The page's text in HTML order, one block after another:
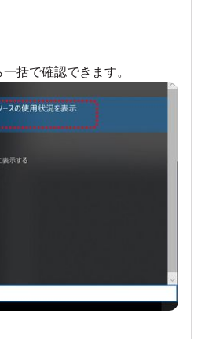
括で確認できます。